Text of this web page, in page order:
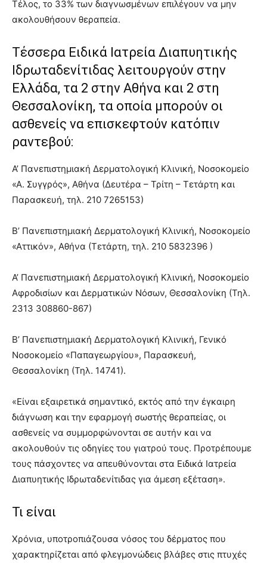
Τέλος, το 33% των διαγνωσμένων επιλέγουν να μην
ακολουθήσουν θεραπεία.
Τέσσερα Ειδικά Ιατρεία Διαπυητικής
Ιδρωταδενίτιδας λειτουργούν στην
Ελλάδα, τα 2 στην Αθήνα και 2 στη
Θεσσαλονίκη, τα οποία μπορούν οι
ασθενείς να επισκεφτούν κατόπιν
ραντεβού:
Α’ Πανεπιστημιακή Δερματολογική Κλινική, Νοσοκομείο
«Α. Συγγρός», Αθήνα (Δευτέρα – Τρίτη – Τετάρτη και
Παρασκευή, τηλ. 210 7265153)
Β’ Πανεπιστημιακή Δερματολογική Κλινική, Νοσοκομείο
«Αττικόν», Αθήνα (Τετάρτη, τηλ. 210 5832396 )
Α’ Πανεπιστημιακή Δερματολογική Κλινική, Νοσοκομείο
Αφροδισίων και Δερματικών Νόσων, Θεσσαλονίκη (Τηλ.
2313 308860-867)
Β’ Πανεπιστημιακή Δερματολογική Κλινική, Γενικό
Νοσοκομείο «Παπαγεωργίου», Παρασκευή,
Θεσσαλονίκη (Τηλ. 14741).
«Είναι εξαιρετικά σημαντικό, εκτός από την έγκαιρη
διάγνωση και την εφαρμογή σωστής θεραπείας, οι
ασθενείς να συμμορφώνονται σε αυτήν και να
ακολουθούν τις οδηγίες του γιατρού τους. Προτρέπουμε
τους πάσχοντες να απευθύνονται στα Ειδικά Ιατρεία
Διαπυητικής Ιδρωταδενίτιδας για άμεση εξέταση».
Τι είναι
Χρόνια, υποτροπιάζουσα νόσος του δέρματος που
χαρακτηρίζεται από φλεγμονώδεις βλάβες στις πτυχές